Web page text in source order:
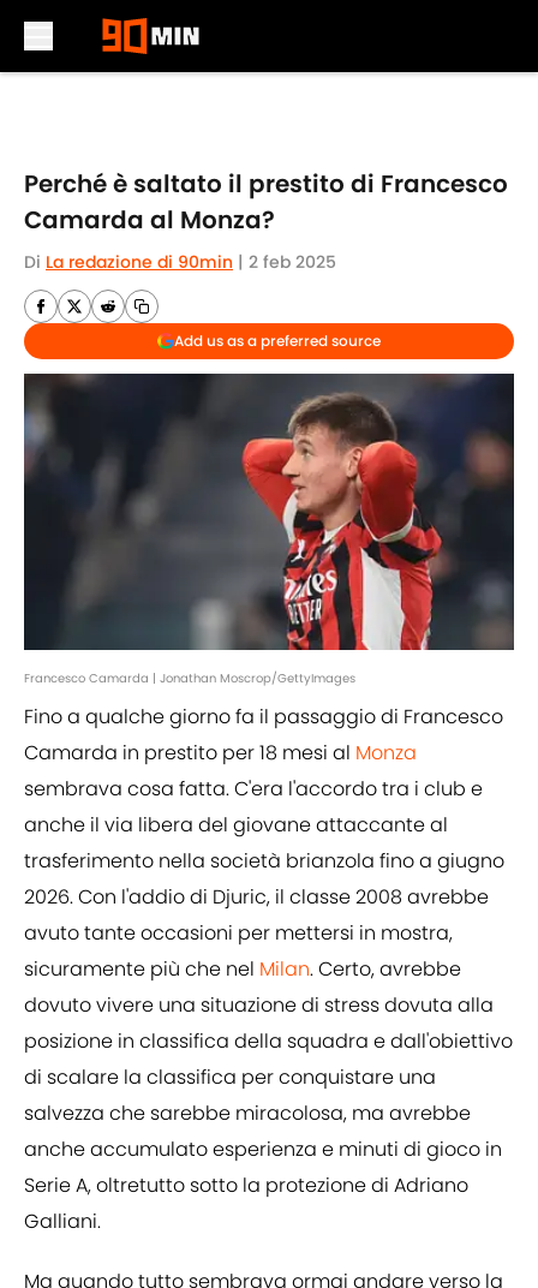
Perché è saltato il prestito di Francesco
Camarda al Monza?
Di La redazione di 90min | 2 feb 2025
Add us as a preferred source
Francesco Camarda | Jonathan Moscrop/GettyImages
Fino a qualche giorno fa il passaggio di Francesco
Camarda in prestito per 18 mesi al Monza
sembrava cosa fatta. C'era l'accordo tra i club e
anche il via libera del giovane attaccante al
trasferimento nella società brianzola fino a giugno
2026. Con l'addio di Djuric, il classe 2008 avrebbe
avuto tante occasioni per mettersi in mostra,
sicuramente più che nel Milan. Certo, avrebbe
dovuto vivere una situazione di stress dovuta alla
posizione in classifica della squadra e dall'obiettivo
di scalare la classifica per conquistare una
salvezza che sarebbe miracolosa, ma avrebbe
anche accumulato esperienza e minuti di gioco in
Serie A, oltretutto sotto la protezione di Adriano
Galliani.
Ma quando tutto sembrava ormai andare verso la